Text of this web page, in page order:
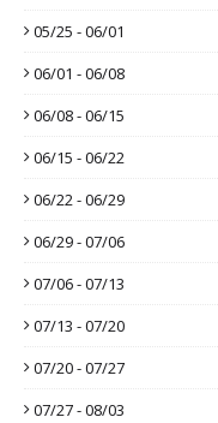
05/25 - 06/01
06/01 - 06/08
06/08 - 06/15
06/15 - 06/22
06/22 - 06/29
06/29 - 07/06
07/06 - 07/13
07/13 - 07/20
07/20 - 07/27
07/27 - 08/03